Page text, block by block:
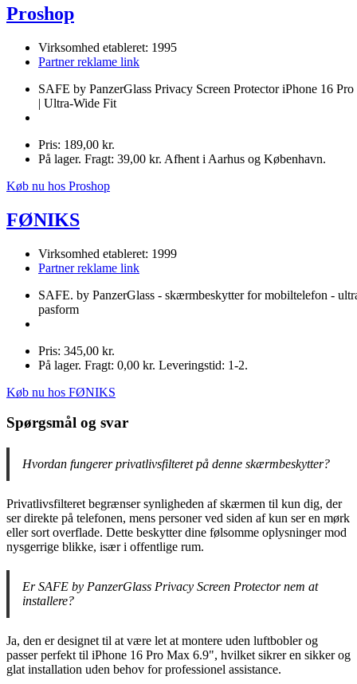
Proshop
Virksomhed etableret: 1995
Partner reklame link
SAFE by PanzerGlass Privacy Screen Protector iPhone 16
| Ultra-Wide Fit
Pris: 189,00 kr.
På lager. Fragt: 39,00 kr. Afhent i Aarhus og København.
Køb nu hos Proshop
FØNIKS
Virksomhed etableret: 1999
Partner reklame link
SAFE. by PanzerGlass - skærmbeskytter for mobiltelefon -
pasform
Pris: 345,00 kr.
På lager. Fragt: 0,00 kr. Leveringstid: 1-2.
Køb nu hos FØNIKS
Spørgsmål og svar
Hvordan fungerer privatlivsfilteret på denne skærmbeskytter?
Privatlivsfilteret begrænser synligheden af skærmen til kun dig, der
ser direkte på telefonen, mens personer ved siden af kun ser en mørk
eller sort overflade. Dette beskytter dine følsomme oplysninger mod
nysgerrige blikke, især i offentlige rum.
Er SAFE by PanzerGlass Privacy Screen Protector nem at
installere?
Ja, den er designet til at være let at montere uden luftbobler og
passer perfekt til iPhone 16 Pro Max 6.9", hvilket sikrer en sikker og
glat installation uden behov for professionel assistance.